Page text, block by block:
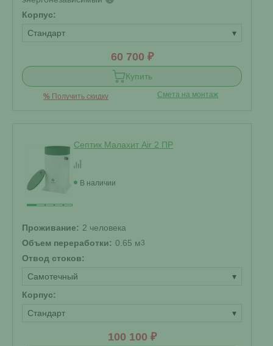
Корпус:
Стандарт
▾
60 700 ₽
Купить
% Получить скидку Смета на монтаж
Септик Малахит Air 2 ПР
В наличии
Проживание: 2 человека
Объем переработки: 0.65 м3
Отвод стоков:
Самотечный
▾
Корпус:
Стандарт
▾
100 100 ₽